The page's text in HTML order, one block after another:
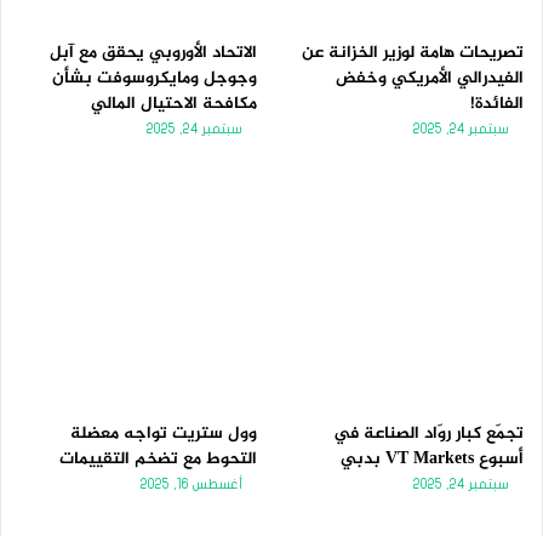
تصريحات هامة لوزير الخزانة عن
الفيدرالي الأمريكي وخفض
الفائدة!
سبتمبر 24, 2025
الاتحاد الأوروبي يحقق مع آبل
وجوجل ومايكروسوفت بشأن
مكافحة الاحتيال المالي
سبتمبر 24, 2025
تجمّع كبار روّاد الصناعة في
أسبوع VT Markets بدبي
سبتمبر 24, 2025
وول ستريت تواجه معضلة
التحوط مع تضخم التقييمات
أغسطس 16, 2025